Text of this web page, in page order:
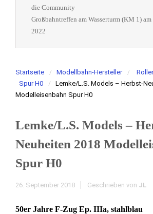
die Community
Großbahntreffen am Wasserturm (KM 1)
2022
Startseite Modellbahn-Hersteller
Spur H0
Lemke/L.S. Models – Herbst-
Modelleisenbahn Spur H0
Lemke/L.S. Models –
Neuheiten 2018
Spur H0
26. September 2018 Geschrieben von JL
50er Jahre F-Zug Ep. IIIa, stahlblau